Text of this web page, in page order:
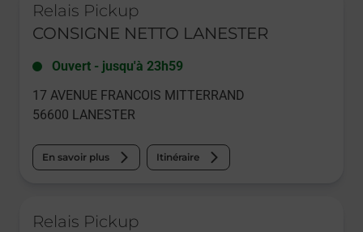
Relais Pickup
CONSIGNE NETTO LANESTER
Ouvert - jusqu'à 23h59
17 AVENUE FRANCOIS MITTERRAND
56600 LANESTER
En savoir plus Itinéraire
Relais Pickup